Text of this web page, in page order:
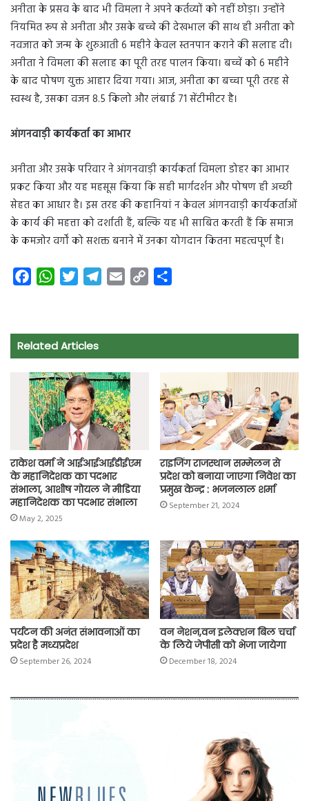
अनीता के प्रसव के बाद भी विमला ने अपने कर्तव्यों को नहीं छोड़ा। उन्होंने
नियमित रूप से अनीता और उसके बच्चे की देखभाल की साथ ही अनीता को
नवजात को जन्म के शुरुआती 6 महीने केवल स्तनपान कराने की सलाह दी।
अनीता ने विमला की सलाह का पूरी तरह पालन किया। बच्चें को 6 महीने
के बाद पोषण युक्त आहार दिया गया। आज, अनीता का बच्चा पूरी तरह से
स्वस्थ है, उसका वजन 8.5 किलो और लंबाई 71 सेंटीमीटर है।
आंगनवाड़ी कार्यकर्ता का आभार
अनीता और उसके परिवार ने आंगनवाड़ी कार्यकर्ता विमला डोहर का आभार
प्रकट किया और यह महसूस किया कि सही मार्गदर्शन और पोषण ही अच्छी
सेहत का आधार है। इस तरह की कहानियां न केवल आंगनवाड़ी कार्यकर्ताओं
के कार्य की महत्ता को दर्शाती हैं, बल्कि यह भी साबित करती हैं कि समाज
के कमजोर वर्गों को सशक्त बनाने में उनका योगदान कितना महत्वपूर्ण है।
e
b
o
k
W
t
s
p
p
t
t
r
e
a
m
i
y
r
Related Articles
राकेश वर्मा ने आईआईआईडीईएम
के महानिदेशक का पदभार
संभाला, आशीष गोयल ने मीडिया
महानिदेशक का पदभार संभाला
May 2, 2025
राइजिंग राजस्थान सम्मेलन से
प्रदेश को बनाया जाएगा निवेश का
प्रमुख केन्द्र : भजनलाल शर्मा
September 21, 2024
पर्यटन की अनंत संभावनाओं का
प्रदेश है मध्यप्रदेश
September 26, 2024
वन नेशन,वन इलेक्शन बिल चर्चा
के लिये जेपीसी को भेजा जायेगा
December 18, 2024